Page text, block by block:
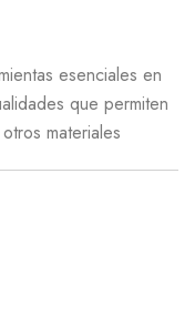
esenciales en
que permiten
materiales